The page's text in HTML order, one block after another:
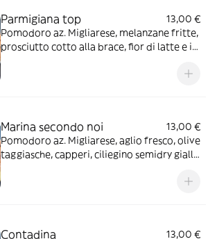
Parmigiana top
13,00 €
Pomodoro az. Migliarese, melanzane fritte,
prosciutto cotto alla brace, fior di latte e in
Marina secondo noi
13,00 €
Pomodoro az. Migliarese, aglio fresco, olive
taggiasche, capperi, ciliegino semidry giallo
Contadina
13,00 €